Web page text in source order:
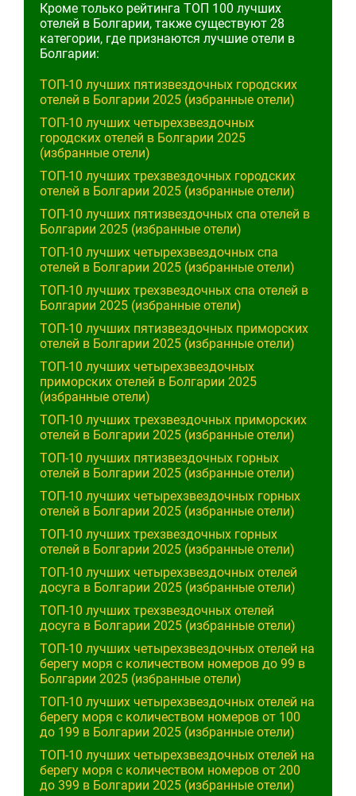
Кроме только рейтинга ТОП 100 лучших
отелей в Болгарии, также существуют 28
категории, где признаются лучшие отели в
Болгарии:
ТОП-10 лучших пятизвездочных городских
отелей в Болгарии 2025 (избранные отели)
ТОП-10 лучших четырехзвездочных
городских отелей в Болгарии 2025
(избранные отели)
ТОП-10 лучших трехзвездочных городских
отелей в Болгарии 2025 (избранные отели)
ТОП-10 лучших пятизвездочных спа отелей в
Болгарии 2025 (избранные отели)
ТОП-10 лучших четырехзвездочных спа
отелей в Болгарии 2025 (избранные отели)
ТОП-10 лучших трехзвездочных спа отелей в
Болгарии 2025 (избранные отели)
ТОП-10 лучших пятизвездочных приморских
отелей в Болгарии 2025 (избранные отели)
ТОП-10 лучших четырехзвездочных
приморских отелей в Болгарии 2025
(избранные отели)
ТОП-10 лучших трехзвездочных приморских
отелей в Болгарии 2025 (избранные отели)
ТОП-10 лучших пятизвездочных горных
отелей в Болгарии 2025 (избранные отели)
ТОП-10 лучших четырехзвездочных горных
отелей в Болгарии 2025 (избранные отели)
ТОП-10 лучших трехзвездочных горных
отелей в Болгарии 2025 (избранные отели)
ТОП-10 лучших четырехзвездочных отелей
досуга в Болгарии 2025 (избранные отели)
ТОП-10 лучших трехзвездочных отелей
досуга в Болгарии 2025 (избранные отели)
ТОП-10 лучших четырехзвездочных отелей на
берегу моря с количеством номеров до 99 в
Болгарии 2025 (избранные отели)
ТОП-10 лучших четырехзвездочных отелей на
берегу моря с количеством номеров от 100
до 199 в Болгарии 2025 (избранные отели)
ТОП-10 лучших четырехзвездочных отелей на
берегу моря с количеством номеров от 200
до 399 в Болгарии 2025 (избранные отели)